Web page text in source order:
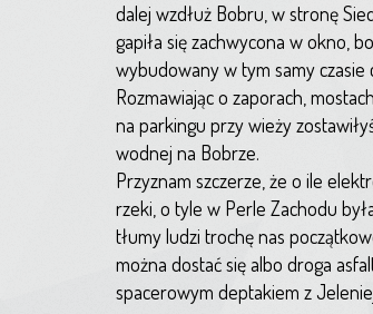
dalej wzdłuż Bobru, w stronę
gapiła się zachwycona w okno,
wybudowany w tym samy czasie
Rozmawiając o zaporach,
na parkingu przy wieży
wodnej na Bobrze.
Przyznam szczerze, że o ile
rzeki, o tyle w Perle Zachodu
tłumy ludzi trochę nas
można dostać się albo droga
spacerowym deptakiem z